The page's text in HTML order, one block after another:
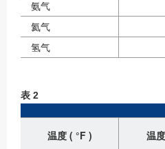
氨气
氦气
氢气
表 2
温度 ( °F ) 温